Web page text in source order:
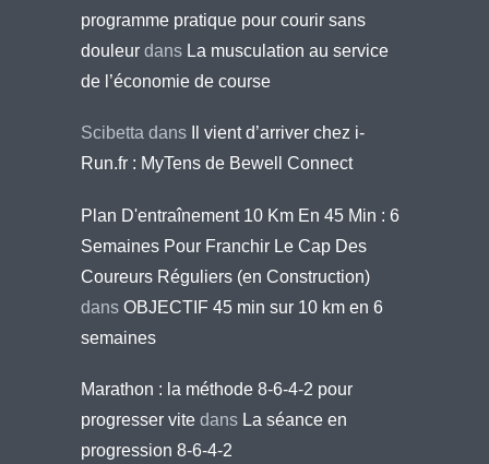
programme pratique pour courir sans
douleur dans La musculation au service
de l’économie de course
Scibetta dans
Il vient d’arriver chez i-
Run.fr : MyTens de Bewell Connect
Plan D'entraînement 10 Km En 45 Min : 6
Semaines Pour Franchir Le Cap Des
Coureurs Réguliers (en Construction)
dans OBJECTIF 45 min sur 10 km en 6
semaines
Marathon : la méthode 8-6-4-2 pour
progresser vite dans La séance en
progression 8-6-4-2